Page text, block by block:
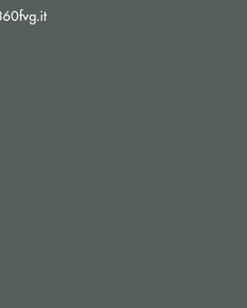
(si apre l’app di posta elettronica)